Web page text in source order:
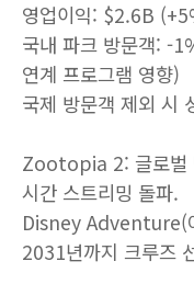
영업이익: $2.6B
국내 파크 방문객: -
연계 프로그램 영향)
국제 방문객 제외 시
Zootopia 2: 글로벌
시간 스트리밍 돌파.
Disney Adventure(
2031년까지 크루즈